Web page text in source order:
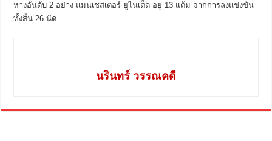
ห่างอันดับ 2 อย่าง แมนเชสเตอร์ ยูไนเต็ด อยู่ 13 แต้ม จากการลงแข่งขัน
ทั้งสิ้น 26 นัด
นรินทร์ วรรณคดี